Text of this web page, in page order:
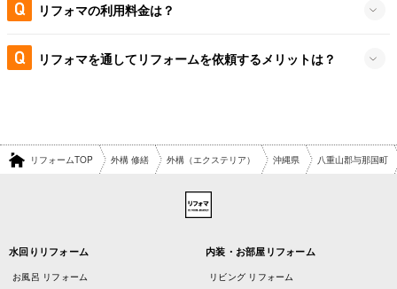
リフォマの利用料金は？
リフォマを通してリフォームを依頼するメリットは？
リフォームTOP 外構 修繕 外構（エクステリア） 沖縄県 八重山郡与那国町
水回りリフォーム
お風呂 リフォーム
内装・お部屋リフォーム
リビング リフォーム